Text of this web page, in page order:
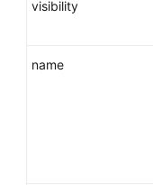
visibility
name